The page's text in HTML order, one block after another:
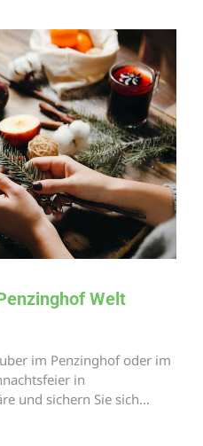
Welt
im Penzinghof oder im
in
und sichern Sie sich…